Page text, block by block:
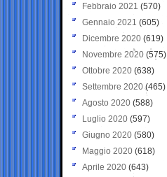
Febbraio 2021 (570)
Gennaio 2021 (605)
Dicembre 2020 (619)
Novembre 2020 (575)
Ottobre 2020 (638)
Settembre 2020(465)
Agosto 2020 (588)
Luglio 2020 (597)
Giugno 2020 (580)
Maggio 2020 (618)
Aprile 2020 (643)